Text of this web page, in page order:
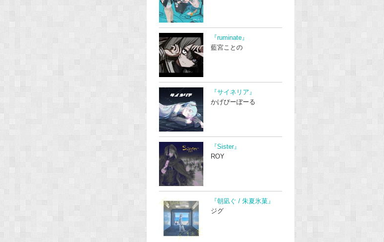
『ruminate』
藍宮ことの
『サイネリア』
かげぴーぼーる
『Sister』
ROY
『朝凪ぐ / 朱夏氷菓』
ジグ